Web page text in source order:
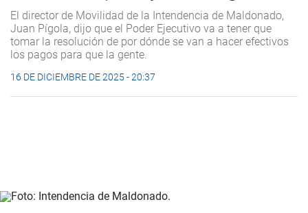
El director de Movilidad de la Intendencia de Maldonado,
Juan Pígola, dijo que el Poder Ejecutivo va a tener que
tomar la resolución de por dónde se van a hacer efectivos
los pagos para que la gente.
16 DE DICIEMBRE DE 2025 - 20:37